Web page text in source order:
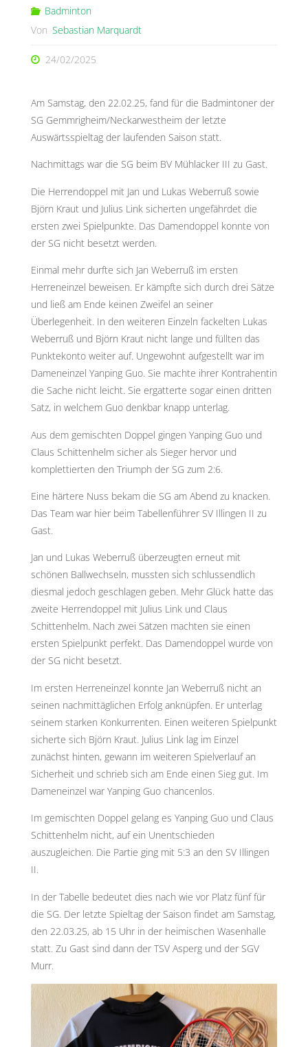
Badminton
Von Sebastian Marquardt
24/02/2025
Am Samstag, den 22.02.25, fand für die Badmintoner der
SG Gemmrigheim/Neckarwestheim der letzte
Auswärtsspieltag der laufenden Saison statt.
Nachmittags war die SG beim BV Mühlacker III zu Gast.
Die Herrendoppel mit Jan und Lukas Weberruß sowie
Björn Kraut und Julius Link sicherten ungefährdet die
ersten zwei Spielpunkte. Das Damendoppel konnte von
der SG nicht besetzt werden.
Einmal mehr durfte sich Jan Weberruß im ersten
Herreneinzel beweisen. Er kämpfte sich durch drei Sätze
und ließ am Ende keinen Zweifel an seiner
Überlegenheit. In den weiteren Einzeln fackelten Lukas
Weberruß und Björn Kraut nicht lange und füllten das
Punktekonto weiter auf. Ungewohnt aufgestellt war im
Dameneinzel Yanping Guo. Sie machte ihrer Kontrahentin
die Sache nicht leicht. Sie ergatterte sogar einen dritten
Satz, in welchem Guo denkbar knapp unterlag.
Aus dem gemischten Doppel gingen Yanping Guo und
Claus Schittenhelm sicher als Sieger hervor und
komplettierten den Triumph der SG zum 2:6.
Eine härtere Nuss bekam die SG am Abend zu knacken.
Das Team war hier beim Tabellenführer SV Illingen II zu
Gast.
Jan und Lukas Weberruß überzeugten erneut mit
schönen Ballwechseln, mussten sich schlussendlich
diesmal jedoch geschlagen geben. Mehr Glück hatte das
zweite Herrendoppel mit Julius Link und Claus
Schittenhelm. Nach zwei Sätzen machten sie einen
ersten Spielpunkt perfekt. Das Damendoppel wurde von
der SG nicht besetzt.
Im ersten Herreneinzel konnte Jan Weberruß nicht an
seinen nachmittäglichen Erfolg anknüpfen. Er unterlag
seinem starken Konkurrenten. Einen weiteren Spielpunkt
sicherte sich Björn Kraut. Julius Link lag im Einzel
zunächst hinten, gewann im weiteren Spielverlauf an
Sicherheit und schrieb sich am Ende einen Sieg gut. Im
Dameneinzel war Yanping Guo chancenlos.
Im gemischten Doppel gelang es Yanping Guo und Claus
Schittenhelm nicht, auf ein Unentschieden
auszugleichen. Die Partie ging mit 5:3 an den SV Illingen
II.
In der Tabelle bedeutet dies nach wie vor Platz fünf für
die SG. Der letzte Spieltag der Saison findet am Samstag,
den 22.03.25, ab 15 Uhr in der heimischen Wasenhalle
statt. Zu Gast sind dann der TSV Asperg und der SGV
Murr.